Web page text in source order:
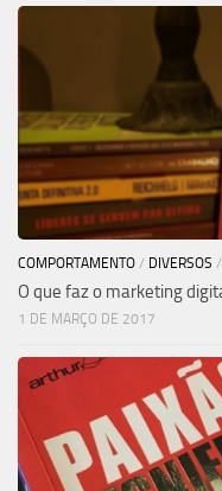
COMPORTAMENTO / DIVERSOS /
O que faz o marketing
1 DE MARÇO DE 2017